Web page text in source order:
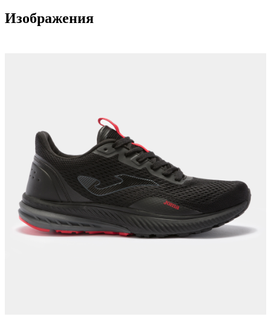
Изображения